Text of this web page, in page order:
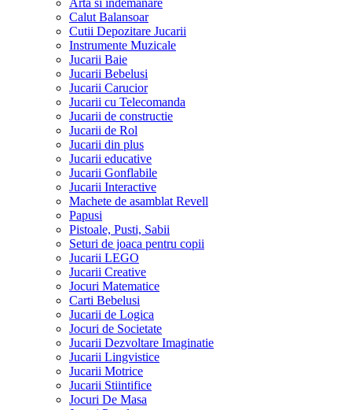
Arta si indemanare
Calut Balansoar
Cutii Depozitare Jucarii
Instrumente Muzicale
Jucarii Baie
Jucarii Bebelusi
Jucarii Carucior
Jucarii cu Telecomanda
Jucarii de constructie
Jucarii de Rol
Jucarii din plus
Jucarii educative
Jucarii Gonflabile
Jucarii Interactive
Machete de asamblat Revell
Papusi
Pistoale, Pusti, Sabii
Seturi de joaca pentru copii
Jucarii LEGO
Jucarii Creative
Jocuri Matematice
Carti Bebelusi
Jucarii de Logica
Jocuri de Societate
Jucarii Dezvoltare Imaginatie
Jucarii Lingvistice
Jucarii Motrice
Jucarii Stiintifice
Jocuri De Masa